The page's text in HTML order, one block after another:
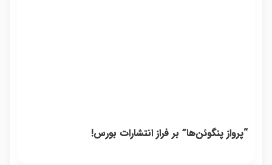
“پرواز پنگوئن‌ها” بر فراز انتشارات بورس!